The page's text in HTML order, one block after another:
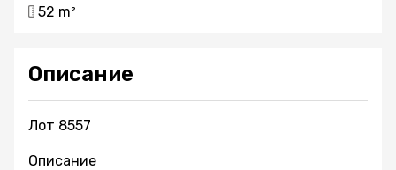
52 m²
Описание
Лот 8557
Описание